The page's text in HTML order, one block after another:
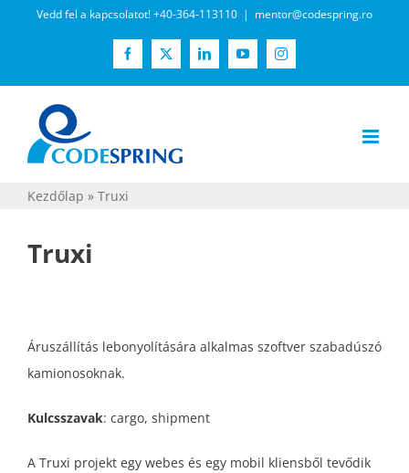
KihagyásVedd fel a kapcsolatot! +40-364-113110 | mentor@codespring.ro
Facebook
X LinkedInYouTubeInstagram
Kezdőlap » Truxi
Truxi
Áruszállítás lebonyolítására alkalmas szoftver szabadúszó
kamionosoknak.
Kulcsszavak: cargo, shipment
A Truxi projekt egy webes és egy mobil kliensből tevődik